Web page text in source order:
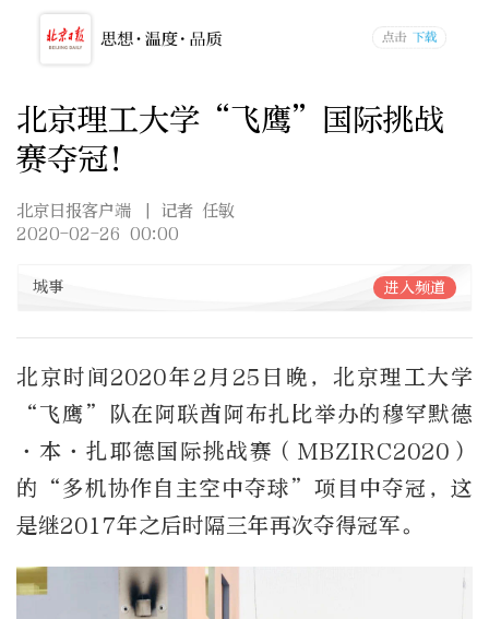
北京理工大学“飞鹰”国际挑战
赛夺冠！
北京日报客户端
| 记者 任敏
2020-02-26 00:00
城事 进入频道
北京时间2020年2月25日晚，北京理工大学
“飞鹰”队在阿联酋阿布扎比举办的穆罕默德
·本·扎耶德国际挑战赛（MBZIRC2020）
的“多机协作自主空中夺球”项目中夺冠，这
是继2017年之后时隔三年再次夺得冠军。